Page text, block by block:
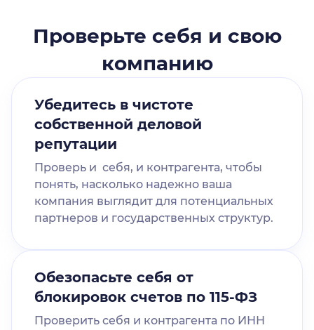
Проверьте себя и свою
компанию
Убедитесь в чистоте
собственной деловой
репутации
Проверь и себя, и контрагента, чтобы
понять, насколько надежно ваша
компания выглядит для потенциальных
партнеров и государственных структур.
Обезопасьте себя от
блокировок счетов по 115-ФЗ
Проверить себя и контрагента по ИНН